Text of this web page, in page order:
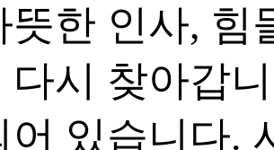
뜻한 인사, 힘
다시 찾아갑
어 있습니다.